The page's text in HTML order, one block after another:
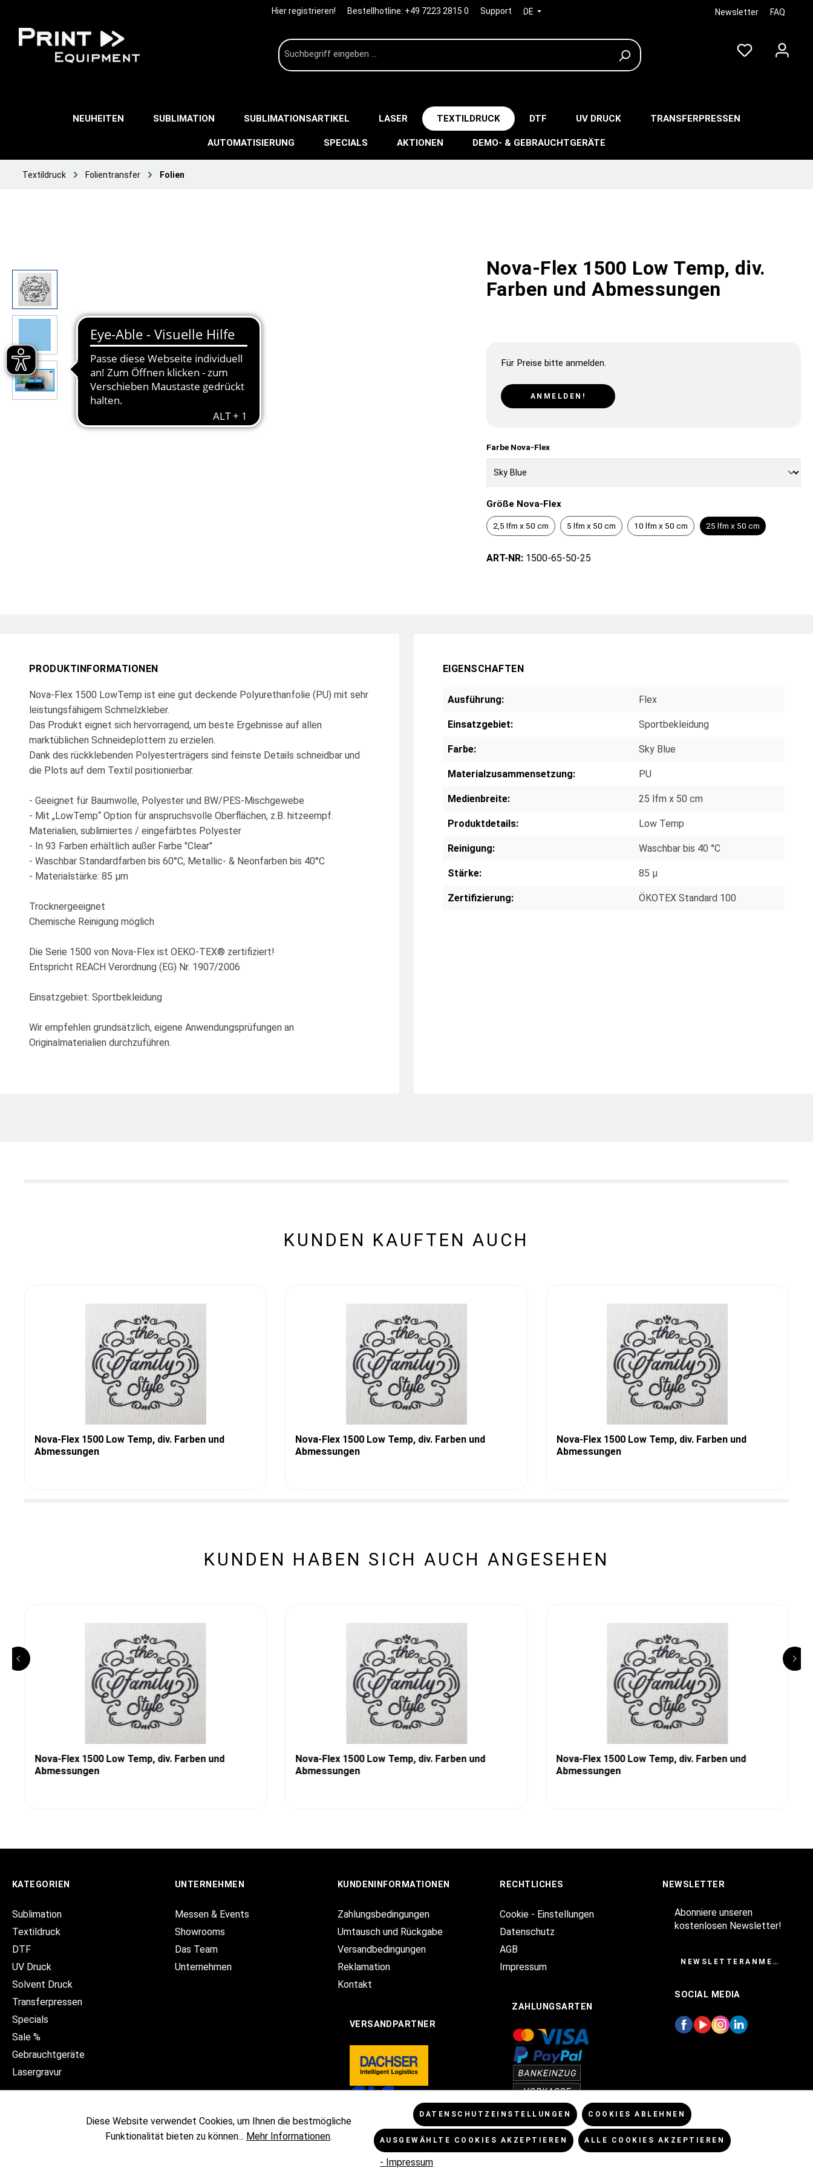
Hier registrieren! Bestellhotline: +49 7223 2815 0 Support DE Newsletter FAQ
NEUHEITEN SUBLIMATION SUBLIMATIONSARTIKEL LASER TEXTILDRUCK DTF UV DRUCK TRANSFERPRESSEN
AUTOMATISIERUNG SPECIALS AKTIONEN DEMO- & GEBRAUCHTGERÄTE
Textildruck Folientransfer Folien
Nova-Flex 1500 Low Temp, div.
Farben und Abmessungen
Für Preise bitte anmelden.
ANMELDEN!
Farbe Nova-Flex
Größe Nova-Flex
2,5 lfm x 50 cm 5 lfm x 50 cm 10 lfm x 50 cm 25 lfm x 50 cm
ART-NR: 1500-65-50-25
PRODUKTINFORMATIONEN
Nova-Flex 1500 LowTemp ist eine gut deckende Polyurethanfolie (PU) mit sehr
leistungsfähigem Schmelzkleber.
Das Produkt eignet sich hervorragend, um beste Ergebnisse auf allen
marktüblichen Schneideplottern zu erzielen.
Dank des rückklebenden Polyesterträgers sind feinste Details schneidbar und
die Plots auf dem Textil positionierbar.
- Geeignet für Baumwolle, Polyester und BW/PES-Mischgewebe
- Mit „LowTemp“ Option für anspruchsvolle Oberflächen, z.B. hitzeempf.
Materialien, sublimiertes / eingefärbtes Polyester
- In 93 Farben erhältlich außer Farbe "Clear"
- Waschbar Standardfarben bis 60°C, Metallic- & Neonfarben bis 40°C
- Materialstärke: 85 µm
Trocknergeeignet
Chemische Reinigung möglich
Die Serie 1500 von Nova-Flex ist OEKO-TEX® zertifiziert!
Entspricht REACH Verordnung (EG) Nr. 1907/2006
Einsatzgebiet: Sportbekleidung
Wir empfehlen grundsätzlich, eigene Anwendungsprüfungen an
Originalmaterialien durchzuführen.
EIGENSCHAFTEN
Ausführung: Flex
Einsatzgebiet: Sportbekleidung
Farbe: Sky Blue
Materialzusammensetzung: PU
Medienbreite: 25 lfm x 50 cm
Produktdetails: Low Temp
Reinigung: Waschbar bis 40 °C
Stärke: 85 µ
Zertifizierung: ÖKOTEX Standard 100
KUNDEN KAUFTEN AUCH
Nova-Flex 1500 Low Temp, div. Farben und
Abmessungen
Nova-Flex 1500 Low Temp, div. Farben und
Abmessungen
Nova-Flex 1500 Low Temp, div. Farben und
Abmessungen
KUNDEN HABEN SICH AUCH ANGESEHEN
Nova-Flex 1500 Low Temp, div. Farben und
Abmessungen
Nova-Flex 1500 Low Temp, div. Farben und
Abmessungen
Nova-Flex 1500 Low Temp, div. Farben und
Abmessungen
KATEGORIEN
Sublimation
Textildruck
DTF
UV Druck
Solvent Druck
Transferpressen
Specials
Sale %
Gebrauchtgeräte
Lasergravur
UNTERNEHMEN
Messen & Events
Showrooms
Das Team
Unternehmen
KUNDENINFORMATIONEN
Zahlungsbedingungen
Umtausch und Rückgabe
Versandbedingungen
Reklamation
Kontakt
VERSANDPARTNER
RECHTLICHES
Cookie - Einstellungen
Datenschutz
AGB
Impressum
ZAHLUNGSARTEN
NEWSLETTER
Abonniere unseren
kostenlosen Newsletter!
NEWSLETTERANMELDUNG
SOCIAL MEDIA
Versandkostenund ggf. Nachnahmegebühren, wenn nicht anders angegeben.
Diese Website verwendet Cookies, um Ihnen die bestmögliche
Funktionalität bieten zu können... Mehr Informationen.
DATENSCHUTZEINSTELLUNGEN COOKIES ABLEHNEN
AUSGEWÄHLTE COOKIES AKZEPTIEREN ALLE COOKIES AKZEPTIEREN
- Impressum